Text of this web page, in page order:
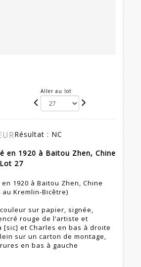
Aller au lot
Résultat : NC
en 1920 à Baitou Zhen, Chine
27
en 1920 à Baitou Zhen, Chine
Kremlin-Bicêtre)
sur papier, signée,
rouge de l’artiste et
[sic] et Charles en bas à droite
sur un carton de montage,
en bas à gauche